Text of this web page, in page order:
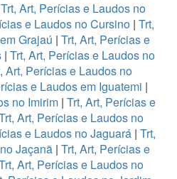
Trt, Art, Perícias e Laudos no
e Laudos no Cursino | Trt,
Grajaú | Trt, Art, Perícias e
| Trt, Art, Perícias e Laudos no
Art, Perícias e Laudos no
e Laudos em Iguatemi |
no Imirim | Trt, Art, Perícias e
Art, Perícias e Laudos no
e Laudos no Jaguará | Trt,
Jaçanã| Trt, Art, Perícias e
Art, Perícias e Laudos no